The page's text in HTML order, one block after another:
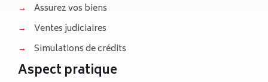
→
Assurez vos biens
→
Ventes judiciaires
→
Simulations de crédits
Aspect pratique